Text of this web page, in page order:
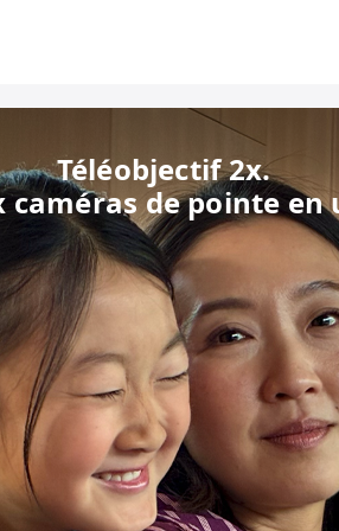
Téléobjectif 2x.
caméras de pointe en